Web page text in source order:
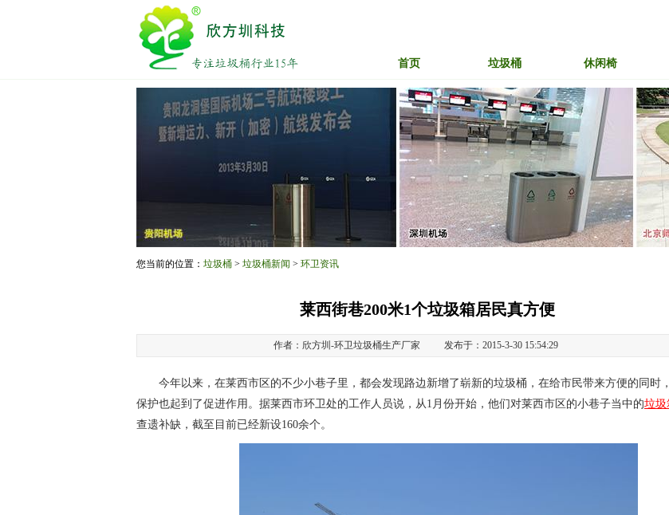
首页 垃圾桶 休闲椅
您当前的位置： 垃圾桶 > 垃圾桶新闻 > 环卫资讯
莱西街巷200米1个垃圾箱居民真方便
作者：欣方圳-环卫垃圾桶生产厂家 发布于：2015-3-30 15:54:29
今年以来，在莱西市区的不少小巷子里，都会发现路边新增了崭新的垃圾桶，在给市民带来方便的同时
保护也起到了促进作用。据莱西市环卫处的工作人员说，从1月份开始，他们对莱西市区的小巷子当中的垃圾
查遗补缺，截至目前已经新设160余个。